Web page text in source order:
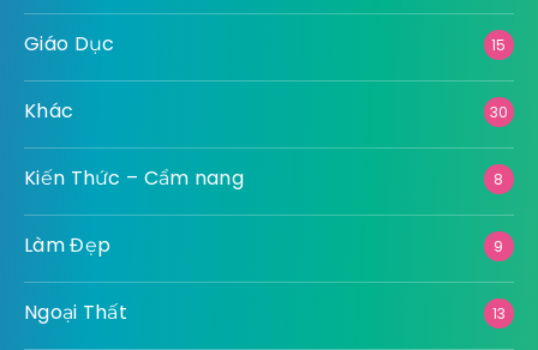
Giáo Dục 15
Khác 30
Kiến Thức – Cẩm nang 8
Làm Đẹp 9
Ngoại Thất 13